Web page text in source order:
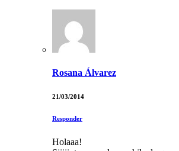
Rosana Álvarez
21/03/2014
Responder
Holaaa!